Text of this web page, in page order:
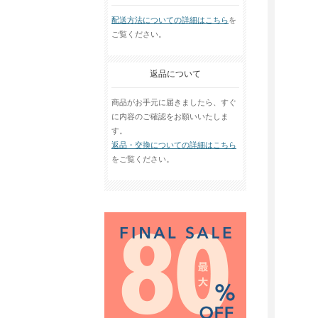
配送方法についての詳細はこちらを
ご覧ください。
返品について
商品がお手元に届きましたら、すぐ
に内容のご確認をお願いいたしま
す。
返品・交換についての詳細はこちら
をご覧ください。